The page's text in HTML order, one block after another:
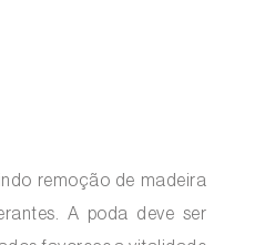
remoção de madeira
A poda deve ser